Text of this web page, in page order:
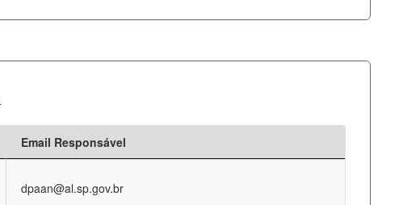
Email Responsável
dpaan@al.sp.gov.br